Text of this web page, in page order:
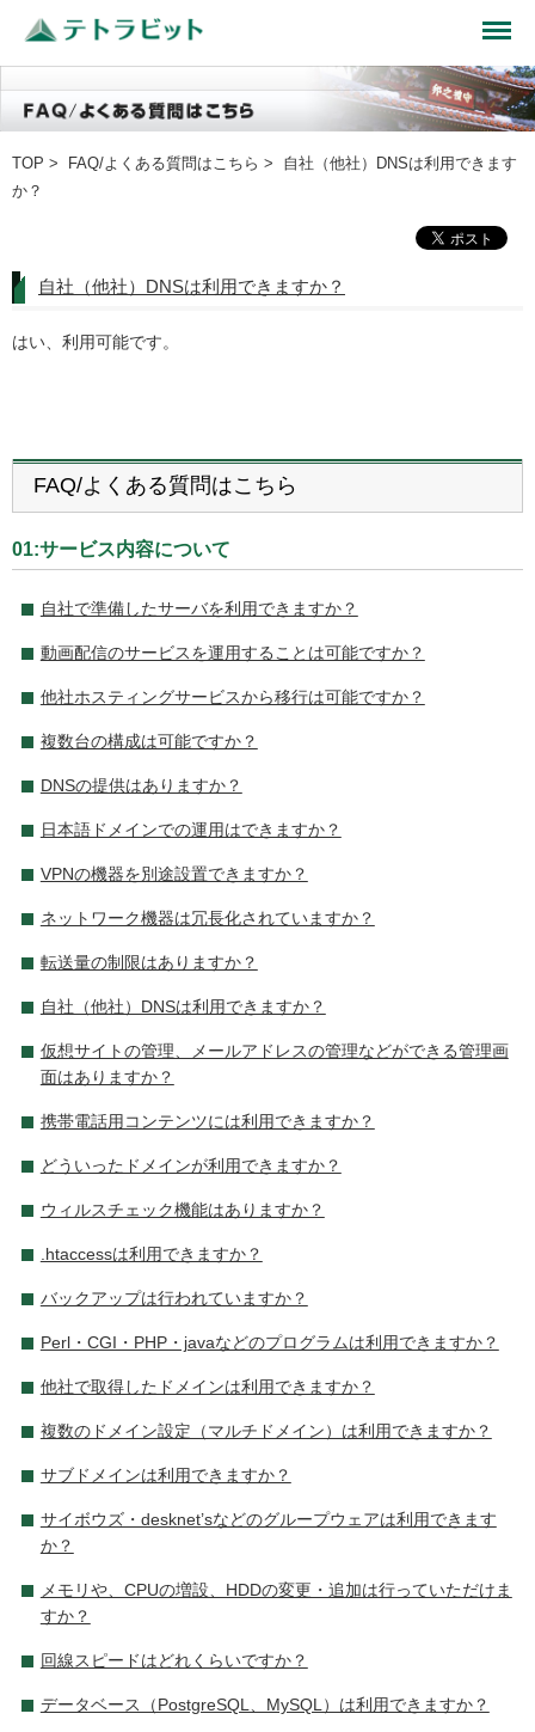
TOP > FAQ/よくある質問はこちら > 自社（他社）DNSは利用できます
か？
自社（他社）DNSは利用できますか？
はい、利用可能です。
FAQ/よくある質問はこちら
01:サービス内容について
自社で準備したサーバを利用できますか？
動画配信のサービスを運用することは可能ですか？
他社ホスティングサービスから移行は可能ですか？
複数台の構成は可能ですか？
DNSの提供はありますか？
日本語ドメインでの運用はできますか？
VPNの機器を別途設置できますか？
ネットワーク機器は冗長化されていますか？
転送量の制限はありますか？
自社（他社）DNSは利用できますか？
仮想サイトの管理、メールアドレスの管理などができる管理画
面はありますか？
携帯電話用コンテンツには利用できますか？
どういったドメインが利用できますか？
ウィルスチェック機能はありますか？
.htaccessは利用できますか？
バックアップは行われていますか？
Perl・CGI・PHP・javaなどのプログラムは利用できますか？
他社で取得したドメインは利用できますか？
複数のドメイン設定（マルチドメイン）は利用できますか？
サブドメインは利用できますか？
サイボウズ・desknet’sなどのグループウェアは利用できます
か？
メモリや、CPUの増設、HDDの変更・追加は行っていただけま
すか？
回線スピードはどれくらいですか？
データベース（PostgreSQL、MySQL）は利用できますか？